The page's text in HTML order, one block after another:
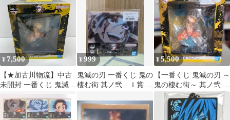
ア 箱なし
¥ 7,500
【★加古川物流】中古
未開封 一番くじ 鬼滅の
賞 我妻善逸 フィギュア
**【701】
¥999
鬼滅の刃 一番くじ 鬼の
棲む街 其ノ弐 Ｉ賞 ミ
¥5,500
【一番くじ 鬼滅の刃 ～
鬼の棲む街～ 其ノ弐 B
賞 我妻善逸 フィギュ
ア】